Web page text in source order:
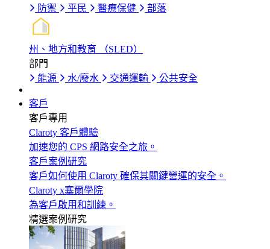
防禦
平民 醫療保健 部落
州、地方和教育 （SLED）
部門
能源
水/廢水 交通運輸 公共安全
客戶
客戶專用
Claroty 客戶體驗
加速您的 CPS 網路安全之旅。
客戶案例研究
客戶如何使用 Claroty 確保其關鍵營運的安全。
Claroty x塞爾學院
為客戶啟用和訓練。
精選案例研究